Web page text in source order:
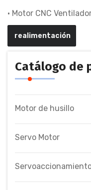
• Motor CNC
realimentación
Catálogo de
Motor de husillo
Servo Motor